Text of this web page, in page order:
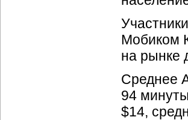
Мобиком
на рынке
Среднее
94
$14,